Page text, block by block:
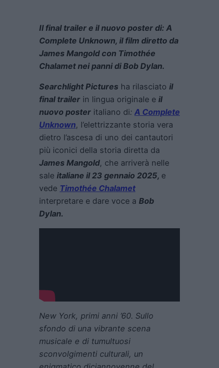
Il final trailer e il nuovo poster di: A
Complete Unknown, il film diretto da
James Mangold con Timothée
Chalamet nei panni di Bob Dylan.
Searchlight Pictures ha rilasciato il
final trailer in lingua originale e il
nuovo poster italiano di: A Complete
Unknown, l’elettrizzante storia vera
dietro l’ascesa di uno dei cantautori
più iconici della storia diretta da
James Mangold, che arriverà nelle
sale italiane il 23 gennaio 2025, e
vede Timothée Chalamet
interpretare e dare voce a Bob
Dylan.
New York, primi anni ’60. Sullo
sfondo di una vibrante scena
musicale e di tumultuosi
sconvolgimenti culturali, un